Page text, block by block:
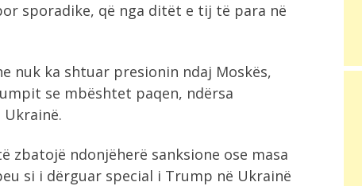
sporadike, që nga ditët e tij të para në
nuk ka shtuar presionin ndaj Moskës,
se mbështet paqen, ndërsa
zbatojë ndonjëherë sanksione ose masa
si i dërguar special i Trump në Ukrainë